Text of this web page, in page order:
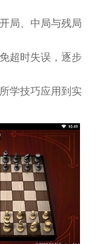
局、中局与残局
超时失误，逐步
学技巧应用到实